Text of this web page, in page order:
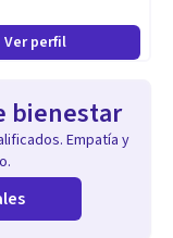
Ver perfil
bienestar
Empatía y